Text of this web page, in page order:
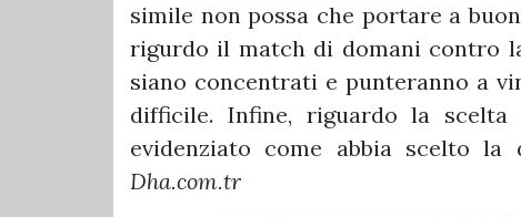
simile non possa che portare a
rigurdo il match di domani contro
siano concentrati e punteranno a
difficile. Infine, riguardo la
evidenziato come abbia scelto
Dha.com.tr